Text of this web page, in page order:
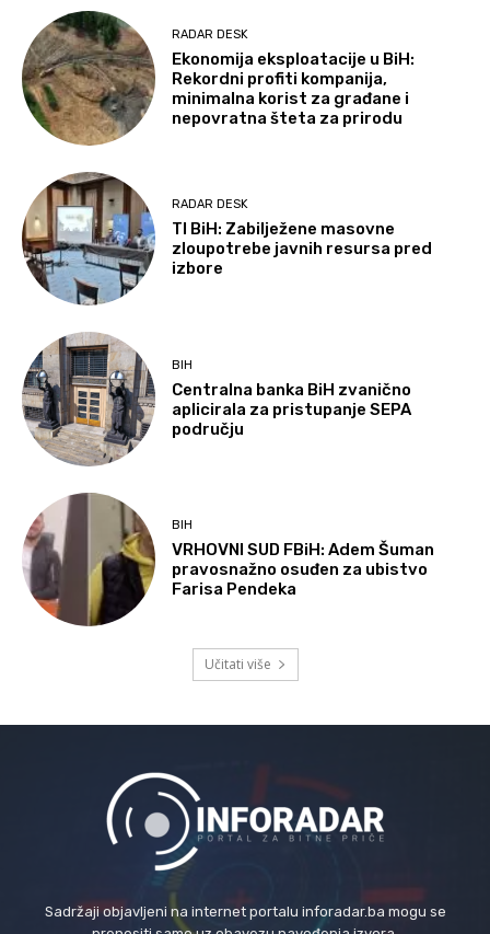
RADAR DESK
Ekonomija eksploatacije u BiH:
Rekordni profiti kompanija,
minimalna korist za građane i
nepovratna šteta za prirodu
RADAR DESK
TI BiH: Zabilježene masovne
zloupotrebe javnih resursa pred
izbore
BIH
Centralna banka BiH zvanično
aplicirala za pristupanje SEPA
području
BIH
VRHOVNI SUD FBiH: Adem Šuman
pravosnažno osuđen za ubistvo
Farisa Pendeka
Učitati više
Sadržaji objavljeni na internet portalu inforadar.ba mogu se